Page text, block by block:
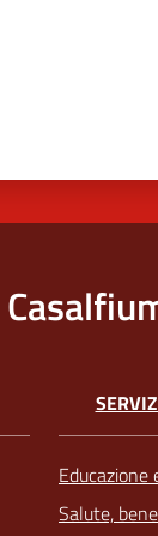
Educazione
Salute,